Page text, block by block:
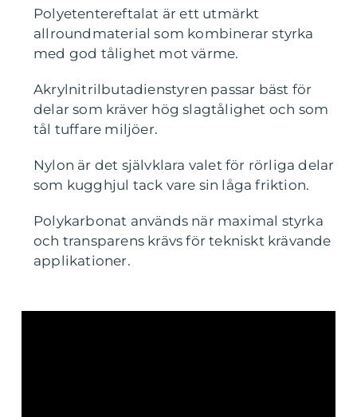
Polyetentereftalat är ett utmärkt
allroundmaterial som kombinerar styrka
med god tålighet mot värme.
Akrylnitrilbutadienstyren passar bäst för
delar som kräver hög slagtålighet och som
tål tuffare miljöer.
Nylon är det självklara valet för rörliga delar
som kugghjul tack vare sin låga friktion.
Polykarbonat används när maximal styrka
och transparens krävs för tekniskt krävande
applikationer.